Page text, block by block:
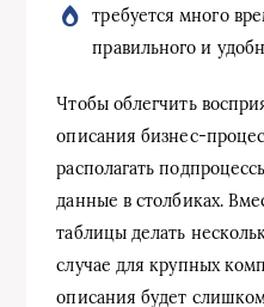
требуется много
правильного и
Чтобы облегчить
описания бизнес-
располагать
данные в столбиках.
таблицы делать
случае для крупных
описания будет